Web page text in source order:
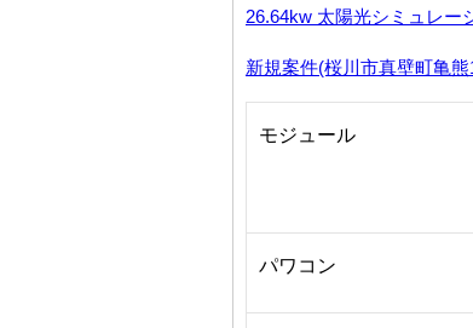
26.64kw 太陽光シミュレー
新規案件(桜川市真壁町亀
モジュール
パワコン